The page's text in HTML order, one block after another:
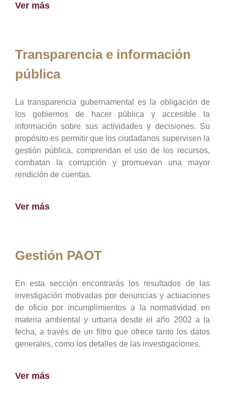
Ver más
Transparencia e información
pública
La transparencia gubernamental es la obligación de
los gobiernos de hacer pública y accesible la
información sobre sus actividades y decisiones. Su
propósito es permitir que los ciudadanos supervisen la
gestión pública, comprendan el uso de los recursos,
combatan la corrupción y promuevan una mayor
rendición de cuentas.
Ver más
Gestión PAOT
En esta sección encontrarás los resultados de las
investigación motivadas por denuncias y actuaciones
de oficio por incumplimientos a la normatividad en
materia ambiental y urbana desde el año 2002 a la
fecha, a través de un filtro que ofrece tanto los datos
generales, como los detalles de las investigaciones.
Ver más